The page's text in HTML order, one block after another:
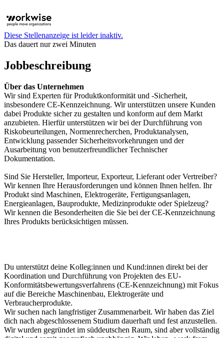
Diese Stellenanzeige ist leider inaktiv.
Das dauert nur zwei Minuten
Jobbeschreibung
Über das Unternehmen
Wir sind Experten für Produktkonformität und -Sicherheit,
insbesondere CE-Kennzeichnung. Wir unterstützen unsere Kunden
dabei Produkte sicher zu gestalten und konform auf dem Markt
anzubieten. Hierfür unterstützen wir bei der Durchführung von
Riskobeurteilungen, Normenrecherchen, Produktanalysen,
Entwicklung passender Sicherheitsvorkehrungen und der
Ausarbeitung von benutzerfreundlicher Technischer
Dokumentation.
Sind Sie Hersteller, Importeur, Exporteur, Lieferant oder Vertreiber?
Wir kennen Ihre Herausforderungen und können Ihnen helfen. Ihr
Produkt sind Maschinen, Elektrogeräte, Fertigungsanlagen,
Energieanlagen, Bauprodukte, Medizinprodukte oder Spielzeug?
Wir kennen die Besonderheiten die Sie bei der CE-Kennzeichnung
Ihres Produkts berücksichtigen müssen.
Du unterstützt deine Kolleg:innen und Kund:innen direkt bei der
Koordination und Durchführung von Projekten des EU-
Konformitätsbewertungsverfahrens (CE-Kennzeichnung) mit Fokus
auf die Bereiche Maschinenbau, Elektrogeräte und
Verbraucherprodukte.
Wir suchen nach langfristiger Zusammenarbeit. Wir haben das Ziel
dich nach abgeschlossenem Studium dauerhaft und fest anzustellen.
Wir wurden gegründet im süddeutschen Raum, sind aber vollständig